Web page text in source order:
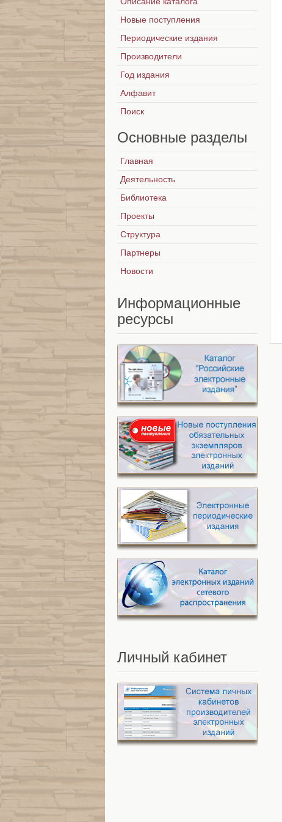
Новые поступления
Периодические издания
Производители
Год издания
Алфавит
Поиск
Основные разделы
Главная
Деятельность
Библиотека
Проекты
Структура
Партнеры
Новости
Информационные
ресурсы
Личный кабинет